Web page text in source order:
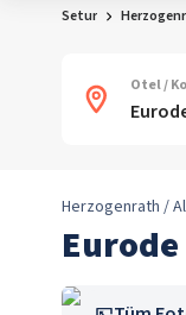
Setur
Otel /
Herzogenrath /